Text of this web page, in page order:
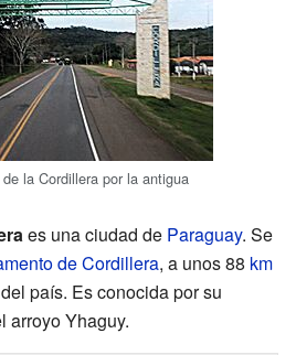
la Cordillera por la antigua
es una ciudad de Paraguay. Se
de Cordillera, a unos 88 km
país. Es conocida por su
arroyo Yhaguy.